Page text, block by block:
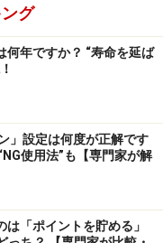
覧表
発売月別の電子辞書
］
内容をご確認くださ
グ
何年ですか？ “寿命を延ば
」設定は何度が正解です
使用法”も【専門家が解
「ポイントを貯める」